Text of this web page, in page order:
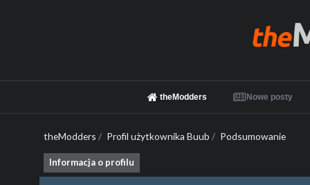
theModders Nowe posty
theModders / Profil użytkownika Buub / Podsumowanie
Informacja o profilu